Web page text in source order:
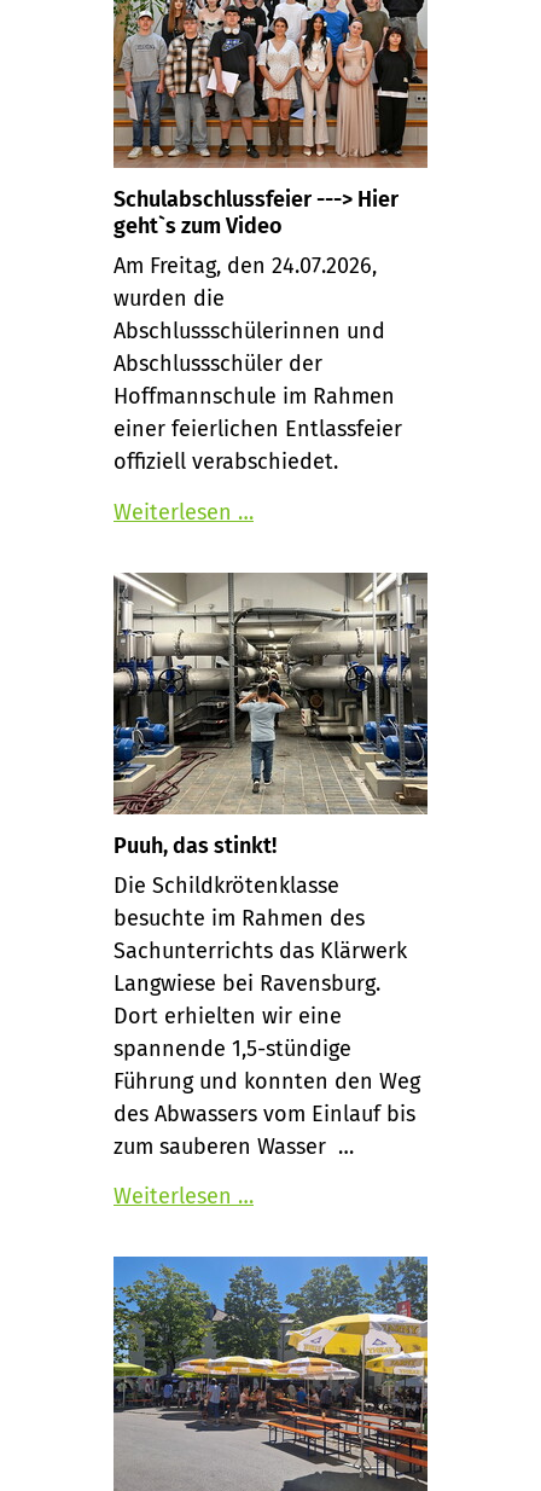
Schulabschlussfeier ---> Hier
geht`s zum Video
Am Freitag, den 24.07.2026,
wurden die
Abschlussschülerinnen und
Abschlussschüler der
Hoffmannschule im Rahmen
einer feierlichen Entlassfeier
offiziell verabschiedet.
Weiterlesen …
Puuh, das stinkt!
Die Schildkrötenklasse
besuchte im Rahmen des
Sachunterrichts das Klärwerk
Langwiese bei Ravensburg.
Dort erhielten wir eine
spannende 1,5-stündige
Führung und konnten den Weg
des Abwassers vom Einlauf bis
zum sauberen Wasser …
Weiterlesen …